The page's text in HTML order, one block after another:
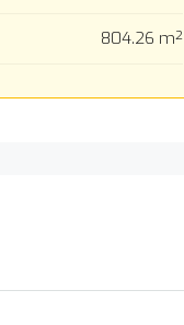
804.26 m²